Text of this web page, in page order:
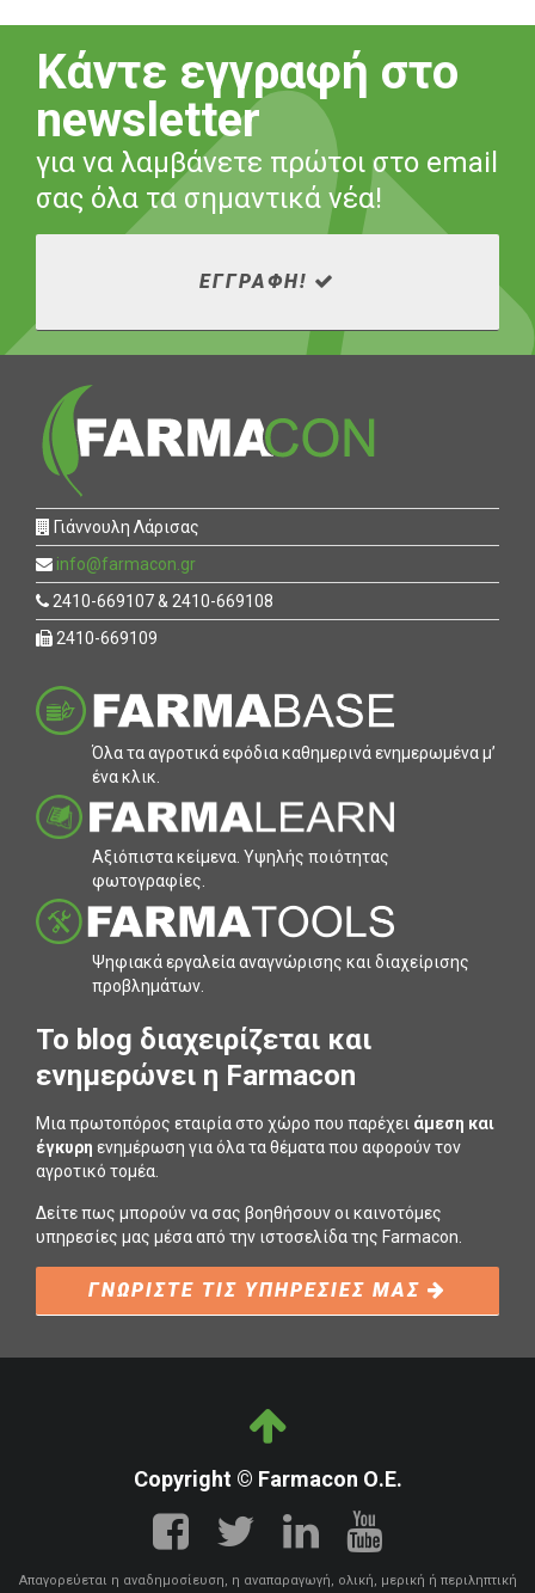
Κάντε εγγραφή στο
newsletter
για να λαμβάνετε πρώτοι στο email
σας όλα τα σημαντικά νέα!
ΕΓΓΡΑΦΗ!
Γιάννουλη Λάρισας
info@farmacon.gr
2410-669107 & 2410-669108
2410-669109
Όλα τα αγροτικά εφόδια καθηµερινά ενηµερωµένα µ’
ένα κλικ.
Αξιόπιστα κείµενα. Υψηλής ποιότητας
φωτογραφίες.
Ψηφιακά εργαλεία αναγνώρισης και διαχείρισης
προβληµάτων.
To blog διαχειρίζεται και
ενημερώνει η Farmacon
Μια πρωτοπόρος εταιρία στο χώρο που παρέχει άμεση και
έγκυρη ενημέρωση για όλα τα θέματα που αφορούν τον
αγροτικό τομέα.
Δείτε πως μπορούν να σας βοηθήσουν οι καινοτόμες
υπηρεσίες μας μέσα από την ιστοσελίδα της Farmacon.
ΓΝΩΡΙΣΤΕ ΤΙΣ ΥΠΗΡΕΣΙΕΣ ΜΑΣ
Copyright © Farmacon Ο.Ε.
Απαγορεύεται η αναδημοσίευση, η αναπαραγωγή, ολική, μερική ή περιληπτική